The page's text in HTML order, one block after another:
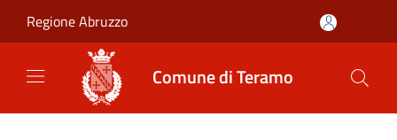
Regione Abruzzo
Comune di Teramo